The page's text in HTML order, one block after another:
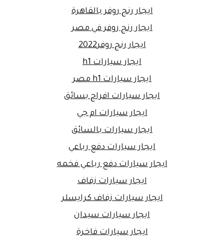
ايجار رنج روفر بالقاهرة
ايجار رنج روفر في مصر
ايجار رنج روفر2022
ايجار سيارات h1
ايجار سيارات h1 مصر
ايجار سيارات افراح بسائق
ايجار سيارات ام جي
ايجار سيارات بالسائق
ايجار سيارات دفع رباعي
ايجار سيارات دفع رباعي فخمه
ايجار سيارات زفاف
ايجار سيارات زفاف كرايسلر
ايجار سيارات سيدان
ايجار سيارات فاخرة